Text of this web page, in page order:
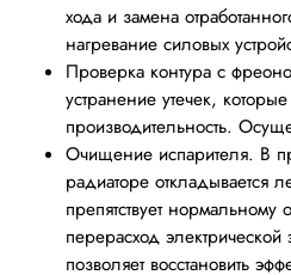
хода и замена
нагревание силовых
Проверка контура с
устранение утечек,
производительность.
Очищение испарителя. В
радиаторе откладывается
препятствует
перерасход
позволяет восстановить